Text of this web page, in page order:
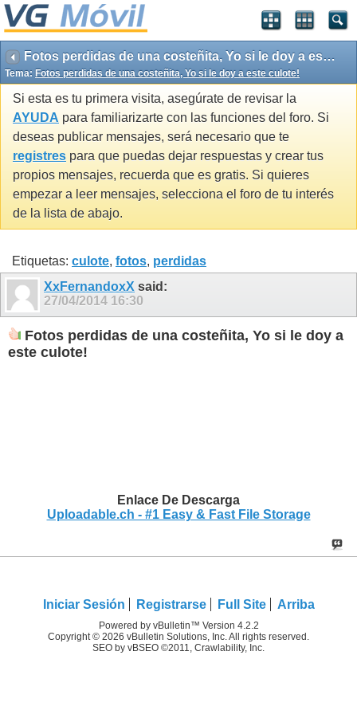
Fotos perdidas de una costeñita, Yo si le doy a este culote!
Tema: Fotos perdidas de una costeñita, Yo si le doy a este culote!
Si esta es tu primera visita, asegúrate de revisar la
AYUDA para familiarizarte con las funciones del foro. Si
deseas publicar mensajes, será necesario que te
registres para que puedas dejar respuestas y crear tus
propios mensajes, recuerda que es gratis. Si quieres
empezar a leer mensajes, selecciona el foro de tu interés
de la lista de abajo.
Etiquetas: culote, fotos, perdidas
XxFernandoxX said:
27/04/2014 16:30
Fotos perdidas de una costeñita, Yo si le doy a
este culote!
Enlace De Descarga
Uploadable.ch - #1 Easy & Fast File Storage
Iniciar Sesión Registrarse Full Site Arriba
Powered by vBulletin™ Version 4.2.2
Copyright © 2026 vBulletin Solutions, Inc. All rights reserved.
SEO by vBSEO ©2011, Crawlability, Inc.